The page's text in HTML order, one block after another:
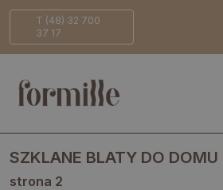
T (48) 32 700
37 17
Bezpieczna
dostawa
SZKLANE BLATY DO DOMU
strona 2